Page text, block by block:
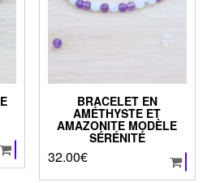
BRACELET EN
AMÉTHYSTE ET
AMAZONITE MODÈLE
SÉRÉNITÉ
32.00€